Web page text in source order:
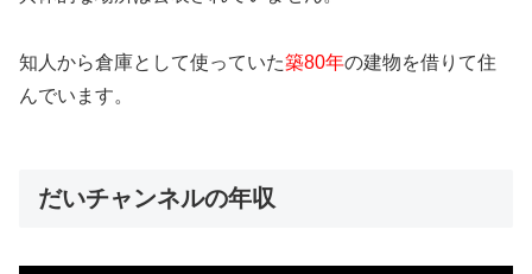
知人から倉庫として使っていた築80年の建物を借りて住
んでいます。
だいチャンネルの年収